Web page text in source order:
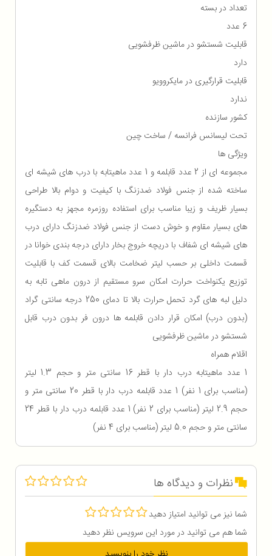
تعداد در بسته
6 عدد
قابلیت شستشو در ماشین ظرفشویی
دارد
قابلیت قرارگیری در مایکروویو
ندارد
کشور سازنده
تحت لیسانس فرانسه / ساخت چین
ویژگی ها
مجموعه ای از 2 عدد قابلمه و 1 عدد ماهیتابه با درب های شیشه ای
ساخته شده از جنس فولاد ضدزنگ با کیفیت و دوام بالا طراحی
بسیار ظریف و زیبا مناسب برای استفاده روزمره مجهز به دستگیره
های بسیار مقاوم و خوش دست از جنس فولاد ضدزنگ دارای درب
های شیشه ای شفاف با دریچه خروج بخار دارای درجه بندی خوانا در
قسمت داخلی بر حسب لیتر ضخامت بالای قسمت کف با قابلیت
توزیع یکنواخت حرارت امکان سرو مستقیم از درون ماهی تابه به
دلیل لبه های گرد تحمل حرارت بالا تا دمای 250 درجه سانتی گراد
(بدون درب) امکان قرار دادن قابلمه ها درون فر بدون درب قابل
شستشو در ماشین ظرفشویی
اقلام همراه
1 عدد ماهیتابه درب دار با قطر 16 سانتی متر و حجم 1.3 لیتر
(مناسب برای 1 نفر) 1 عدد قابلمه درب دار با قطر 20 سانتی متر و
حجم 2.9 لیتر (مناسب برای 2 نفر) 1 عدد قابلمه درب دار با قطر 24
سانتی متر و حجم 5.0 لیتر (مناسب برای 4 نفر)
نظرات و دیدگاه ها
شما نیز می توانید امتیاز دهید
شما هم می توانید در مورد این سرویس نظر دهید